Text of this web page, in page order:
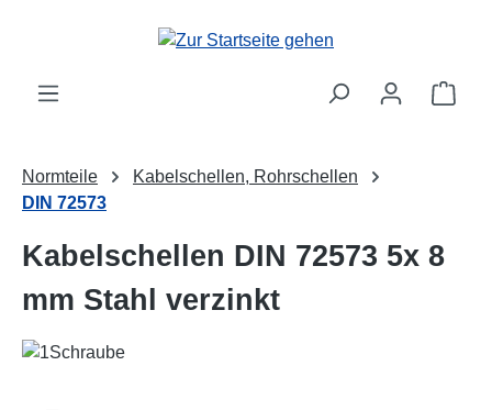
Zum Hauptinhalt springen
Normteile
Kabelschellen, Rohrschellen
DIN 72573
Kabelschellen DIN 72573 5x 8
mm Stahl verzinkt